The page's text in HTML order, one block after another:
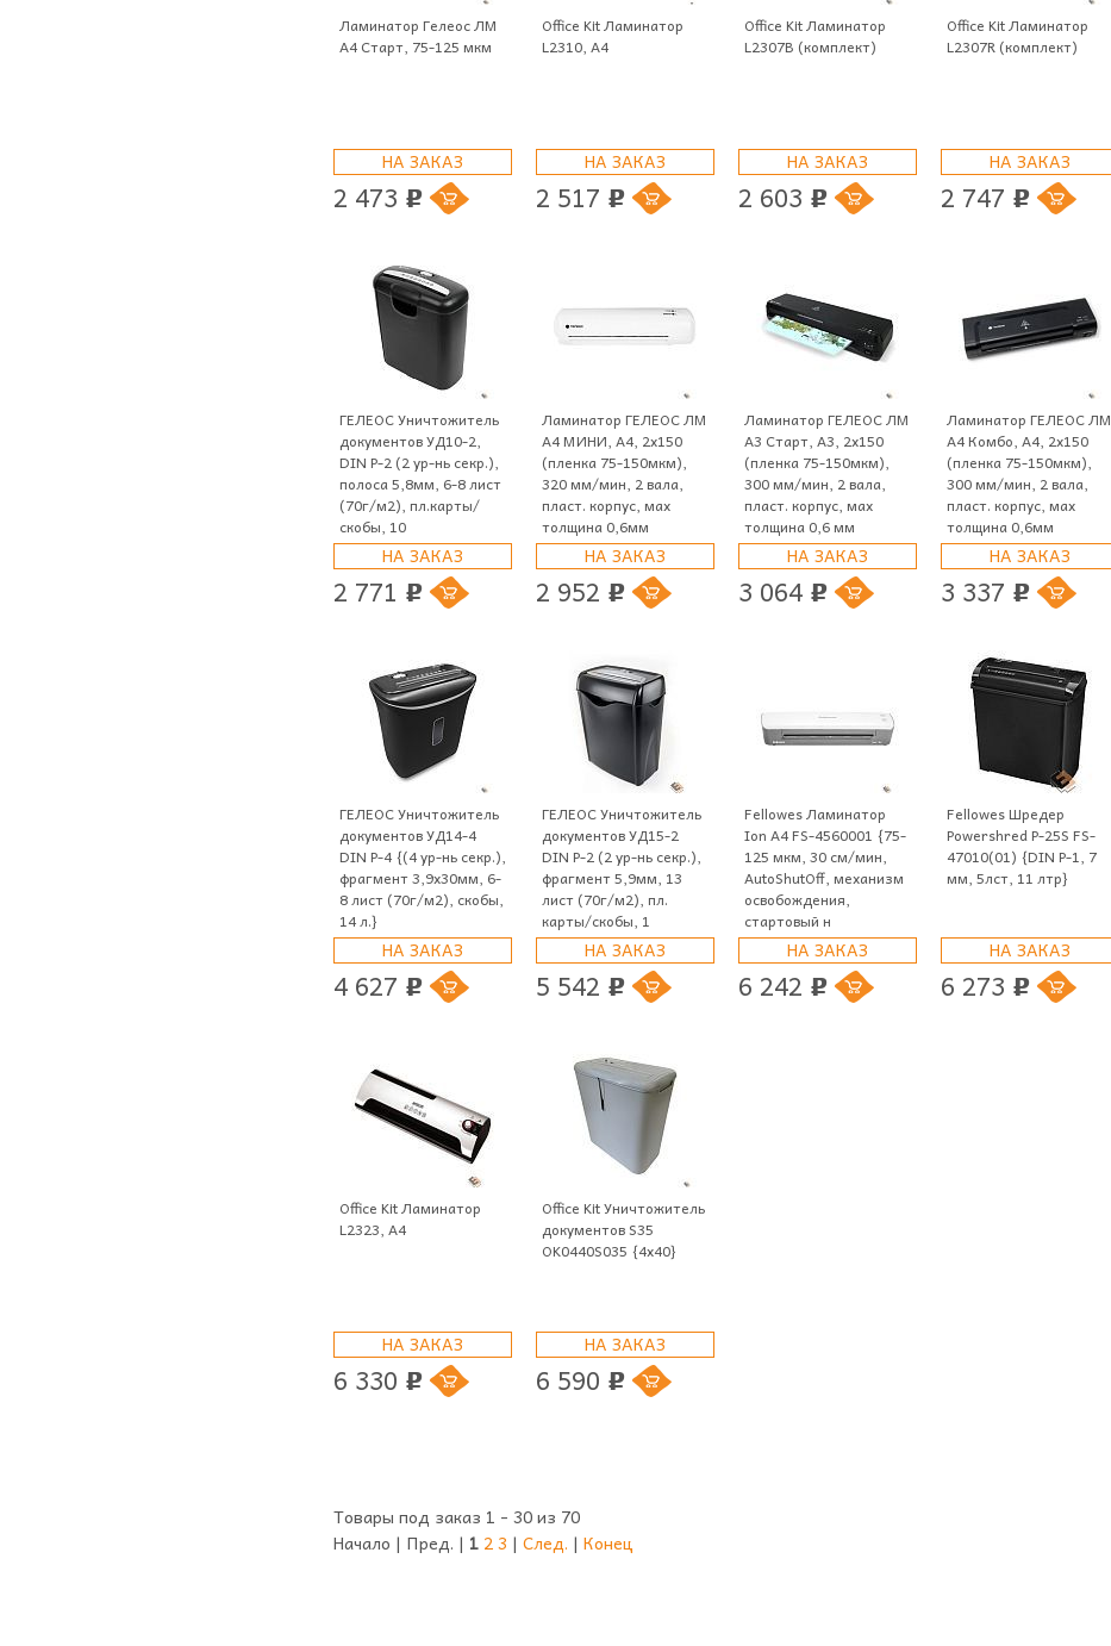
Ламинатор Гелеос ЛМ
A4 Старт, 75-125 мкм
НА ЗАКАЗ
2 473 p
Office Kit Ламинатор
L2310, A4
НА ЗАКАЗ
2 517 p
Office Kit Ламинатор
L2307B (комплект)
НА ЗАКАЗ
2 603 p
Office Kit Ламинатор
L2307R (комплект)
НА ЗАКАЗ
2 747 p
ГЕЛЕОС Уничтожитель
документов УД10-2,
DIN P-2 (2 ур-нь секр.),
полоса 5,8мм, 6-8 лист
(70г/м2), пл.карты/
скобы, 10
НА ЗАКАЗ
2 771 p
Ламинатор ГЕЛЕОС ЛМ
A4 МИНИ, А4, 2х150
(пленка 75-150мкм),
320 мм/мин, 2 вала,
пласт. корпус, мах
толщина 0,6мм
НА ЗАКАЗ
2 952 p
Ламинатор ГЕЛЕОС ЛМ
A3 Старт, А3, 2х150
(пленка 75-150мкм),
300 мм/мин, 2 вала,
пласт. корпус, мах
толщина 0,6 мм
НА ЗАКАЗ
3 064 p
Ламинатор ГЕЛЕОС ЛМ
A4 Комбо, А4, 2х150
(пленка 75-150мкм),
300 мм/мин, 2 вала,
пласт. корпус, мах
толщина 0,6мм
НА ЗАКАЗ
3 337 p
ГЕЛЕОС Уничтожитель
документов УД14-4
DIN P-4 {(4 ур-нь секр.),
фрагмент 3,9х30мм, 6-
8 лист (70г/м2), скобы,
14 л.}
НА ЗАКАЗ
4 627 p
ГЕЛЕОС Уничтожитель
документов УД15-2
DIN P-2 (2 ур-нь секр.),
фрагмент 5,9мм, 13
лист (70г/м2), пл.
карты/скобы, 1
НА ЗАКАЗ
5 542 p
Fellowes Ламинатор
Ion A4 FS-4560001 {75-
125 мкм, 30 см/мин,
AutoShutOff, механизм
освобождения,
стартовый н
НА ЗАКАЗ
6 242 p
Fellowes Шредер
Powershred P-25S FS-
47010(01) {DIN P-1, 7
мм, 5лст, 11 лтр}
НА ЗАКАЗ
6 273 p
Office Kit Ламинатор
L2323, A4
НА ЗАКАЗ
6 330 p
Office Kit Уничтожитель
документов S35
OK0440S035 {4x40}
НА ЗАКАЗ
6 590 p
Товары под заказ 1 - 30 из 70
Начало | Пред. | 1 23 | След. | Конец